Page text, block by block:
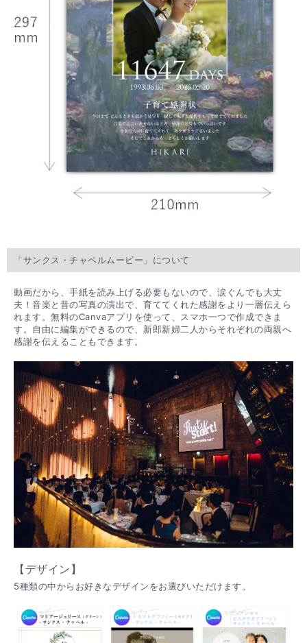
「サンクス・チャペルムービー」について
動画だから、手紙を読み上げる必要もないので、涙ぐんでも大丈
夫！音楽と昔の写真の演出で、育ててくれた感謝をより一層伝えら
れます。無料のCanvaアプリを使って、スマホ一つで作成できま
す。自由に編集ができるので、新郎新婦二人からそれぞれの両親へ
感謝を伝えることもできます。
【デザイン】
5種類の中からお好きなデザインをお選びいただけます。